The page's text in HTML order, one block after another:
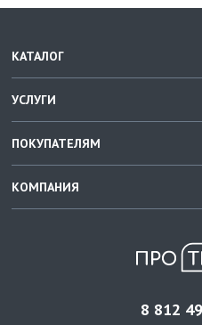
КАТАЛОГ
УСЛУГИ
ПОКУПАТЕЛЯМ
КОМПАНИЯ
8 812